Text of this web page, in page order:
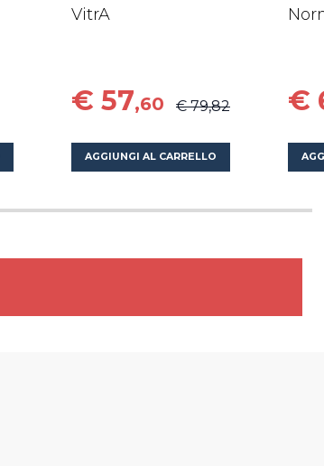
VitrA
€ 57,60 € 79,82
AGGIUNGI AL CARRELLO
€